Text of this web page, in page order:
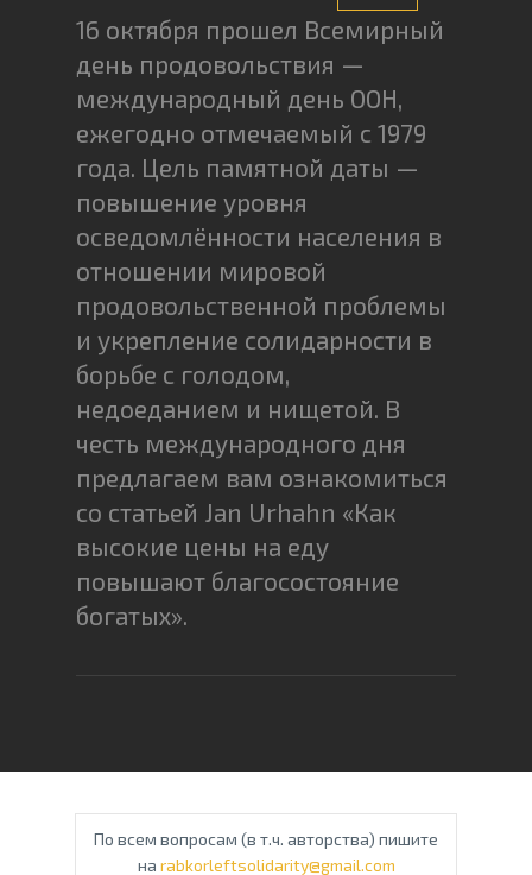
16 октября прошел Всемирный
день продовольствия —
международный день ООН,
ежегодно отмечаемый с 1979
года. Цель памятной даты —
повышение уровня
осведомлённости населения в
отношении мировой
продовольственной проблемы
и укрепление солидарности в
борьбе с голодом,
недоеданием и нищетой. В
честь международного дня
предлагаем вам ознакомиться
со статьей Jan Urhahn «Как
высокие цены на еду
повышают благосостояние
богатых».
По всем вопросам (в т.ч. авторства) пишите
на rabkorleftsolidarity@gmail.com